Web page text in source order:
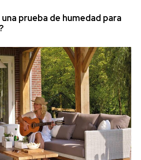
prueba de humedad para